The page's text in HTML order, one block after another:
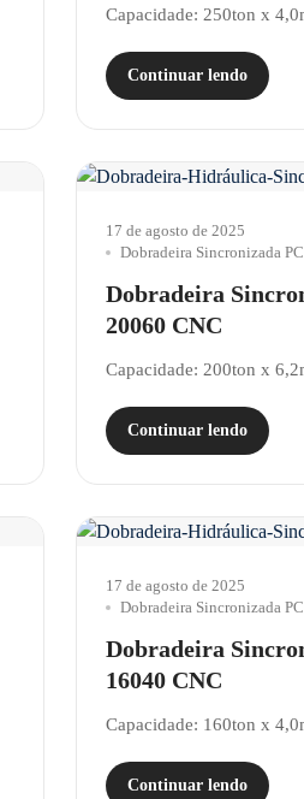
Capacidade: 250ton x
Continuar lendo
17 de agosto de 2025
Dobradeira Sincronizada
Dobradeira
20060 CNC
Capacidade: 200ton x
Continuar lendo
17 de agosto de 2025
Dobradeira Sincronizada
Dobradeira
16040 CNC
Capacidade: 160ton x
Continuar lendo